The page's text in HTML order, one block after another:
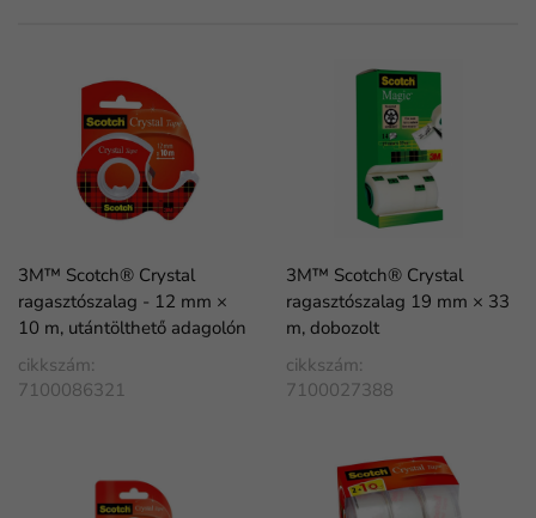
3M™ Scotch® Crystal
ragasztószalag - 12 mm ×
10 m, utántölthető adagolón
cikkszám:
7100086321
3M™ Scotch® Crystal
ragasztószalag 19 mm × 33
m, dobozolt
cikkszám:
7100027388